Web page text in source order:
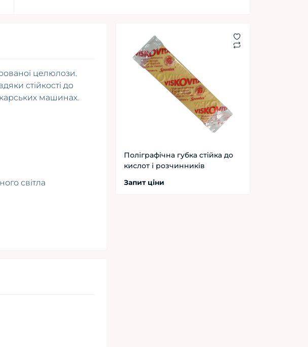
Поліграфічна губка стійка до
кислот і розчинників
Запит ціни
целюлози.
стійкості до
машинах.
світла